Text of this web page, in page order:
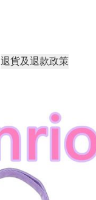
退貨及退款政策